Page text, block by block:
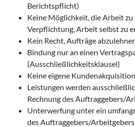
Berichtspflicht)
Keine Möglichkeit, die Arbeit zu
Verpflichtung, Arbeit selbst zu
Kein Recht, Aufträge
Bindung nur an einen
(Ausschließlichkeitsklausel)
Keine eigene Kundenakquisition
Leistungen werden
Rechnung des Auftraggebers/
Unterwerfung unter ein
des Auftraggebers/